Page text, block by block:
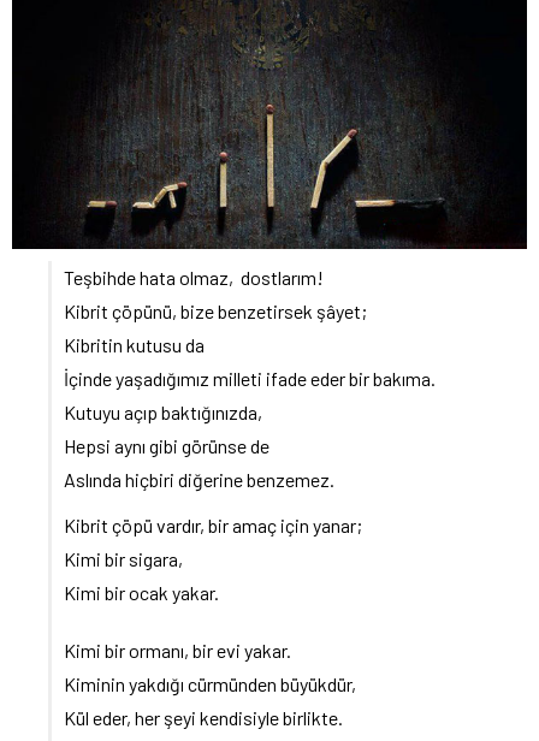
Teşbihde hata olmaz, dostlarım!
Kibrit çöpünü, bize benzetirsek şâyet;
Kibritin kutusu da
İçinde yaşadığımız milleti ifade eder bir bakıma.
Kutuyu açıp baktığınızda,
Hepsi aynı gibi görünse de
Aslında hiçbiri diğerine benzemez.
Kibrit çöpü vardır, bir amaç için yanar;
Kimi bir sigara,
Kimi bir ocak yakar.
Kimi bir ormanı, bir evi yakar.
Kiminin yakdığı cürmünden büyükdür,
Kül eder, her şeyi kendisiyle birlikte.